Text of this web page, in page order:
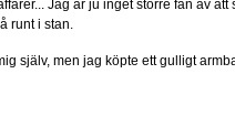
Jag är ju inget större fan av
runt i stan.
själv, men jag köpte ett gulligt